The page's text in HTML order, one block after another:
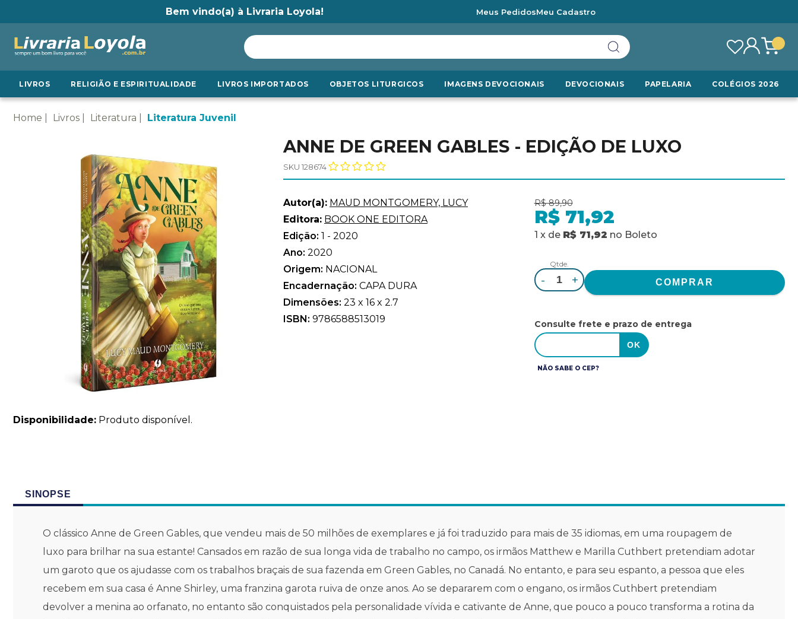
Bem vindo(a) à Livraria Loyola! Meus PedidosMeu Cadastro
LIVROS RELIGIÃO E ESPIRITUALIDADE LIVROS IMPORTADOS OBJETOS LITURGICOS IMAGENS DEVOCIONAIS DEVOCIONAIS PAPELARIA COLÉGIOS 2026
Home Livros Literatura Literatura Juvenil
Disponibilidade: Produto disponível.
ANNE DE GREEN GABLES - EDIÇÃO DE LUXO
SKU 128674
Autor(a): MAUD MONTGOMERY, LUCY
Editora: BOOK ONE EDITORA
Edição: 1 - 2020
Ano: 2020
Origem: NACIONAL
Encadernação: CAPA DURA
Dimensões: 23 x 16 x 2.7
ISBN: 9786588513019
R$ 89,90
R$ 71,92
1 x de R$ 71,92 no Boleto
Qtde.
- +
Consulte frete e prazo de entrega
NÃO SABE O CEP?
SINOPSE
O clássico Anne de Green Gables, que vendeu mais de 50 milhões de exemplares e já foi traduzido para mais de 35 idiomas, em uma roupagem de
luxo para brilhar na sua estante! Cansados em razão de sua longa vida de trabalho no campo, os irmãos Matthew e Marilla Cuthbert pretendiam adotar
um garoto que os ajudasse com os trabalhos braçais de sua fazenda em Green Gables, no Canadá. No entanto, e para seu espanto, a pessoa que eles
recebem em sua casa é Anne Shirley, uma franzina garota ruiva de onze anos. Ao se depararem com o engano, os irmãos Cuthbert pretendiam
devolver a menina ao orfanato, no entanto são conquistados pela personalidade vívida e cativante de Anne, que pouco a pouco transforma a rotina da